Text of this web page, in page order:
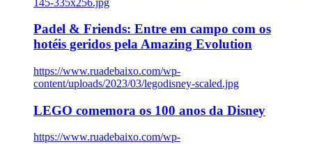
Padel & Friends: Entre em campo com os
hotéis geridos pela Amazing Evolution
https://www.ruadebaixo.com/wp-
content/uploads/2023/03/legodisney-scaled.jpg
LEGO comemora os 100 anos da Disney
https://www.ruadebaixo.com/wp-